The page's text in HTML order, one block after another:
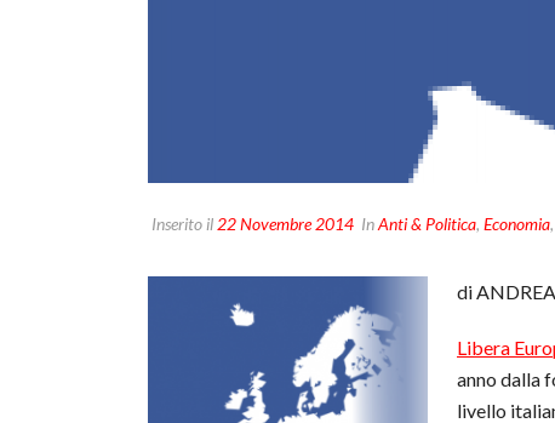
Inserito il 22 Novembre 2014 InAnti & Politica, Economia,
di
Libera
anno dalla
livello